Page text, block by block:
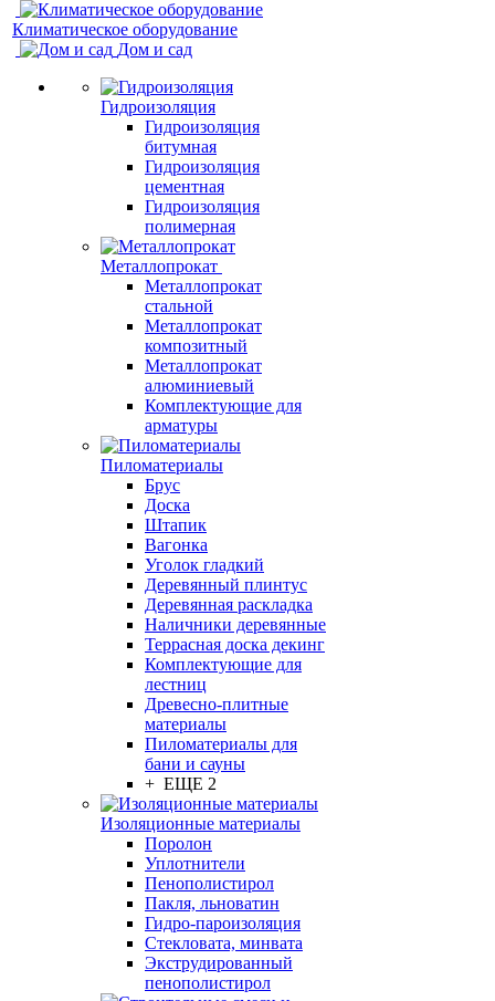
Климатическое оборудование
Дом и сад
Гидроизоляция
Гидроизоляция
битумная
Гидроизоляция
цементная
Гидроизоляция
полимерная
Металлопрокат
Металлопрокат
стальной
Металлопрокат
композитный
Металлопрокат
алюминиевый
Комплектующие для
арматуры
Пиломатериалы
Брус
Доска
Штапик
Вагонка
Уголок гладкий
Деревянный плинтус
Деревянная раскладка
Наличники деревянные
Террасная доска декинг
Комплектующие для
лестниц
Древесно-плитные
материалы
Пиломатериалы для
бани и сауны
+ ЕЩЕ 2
Изоляционные материалы
Поролон
Уплотнители
Пенополистирол
Пакля, льноватин
Гидро-пароизоляция
Стекловата, минвата
Экструдированный
пенополистирол